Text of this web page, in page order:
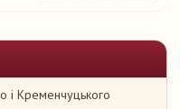
і Кременчуцького